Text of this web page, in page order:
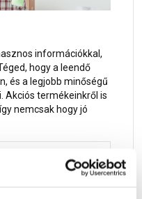
információkkal,
hogy a leendő
és a legjobb minőségű
Akciós termékeinkről is
nemcsak hogy jó